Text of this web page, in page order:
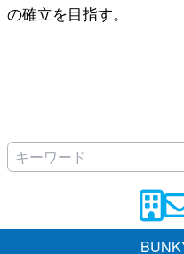
の確立を目指す。